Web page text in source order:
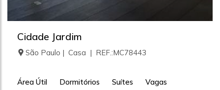
Cidade Jardim
São Paulo | Casa | REF.:MC78443
Área Útil
Dormitórios
Suítes
Vagas